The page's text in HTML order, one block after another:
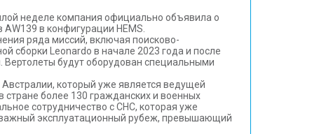
неделе компания официально объявила о
в конфигурации HEMS.
ряда миссий, включая поисково-
сборки Leonardo в начале 2023 года и после
Вертолеты будут оборудован специальными
который уже является ведущей
более 130 гражданских и военных
сотрудничество с CHC, которая уже
важный эксплуатационный рубеж, превышающий